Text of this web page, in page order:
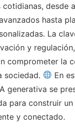
cotidianas, desde
hasta
La
y
comprometer la
sociedad.
En
generativa se
para construir
y conectado.